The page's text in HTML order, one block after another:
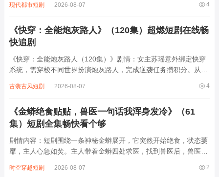
总爱闯祸的小丫头，两人联手“坑”遍京城，从市井小贩到朝堂权贵
4
现代都市短剧 2026-08-07
《快穿：全能炮灰路人》（120集）超燃短剧在线畅
快追剧
《快穿：全能炮灰路人（120集）》剧情：女主苏瑶意外绑定快穿
系统，需穿梭不同世界扮演炮灰路人，完成逆袭任务攒积分。从古
身份开局，却凭借智慧与全能技能扭转乾坤。面对恶毒女配的刁
4
古装古风短剧 2026-08-07
《金蟒绝食贴贴，兽医一句话我浑身发冷》（61
集）短剧全集畅快看个够
剧情内容：短剧围绕一条神秘金蟒展开，它突然开始绝食，状态萎
靡，主人心急如焚。主人带着金蟒四处求医，找到兽医后，兽医一
隐藏着不为人知的危险秘密，可能是生存环境突变，也可能是遭遇
2
时空穿越短剧 2026-08-07